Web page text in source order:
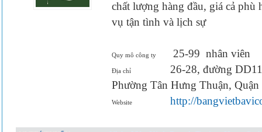
chất lượng hàng đầu, giá cả
vụ tận tình và lịch sự
Quy mô công ty 25-99 nhân viên
Địa chỉ
26-28, đường
Phường Tân Hưng Thuận,
Website http://